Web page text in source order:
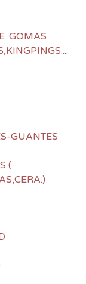
:GOMAS
GUANTES
(